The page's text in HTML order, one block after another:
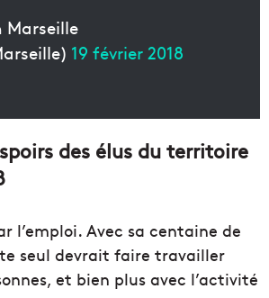
19 février 2018
des élus du territoire
l’emploi. Avec sa centaine de
seul devrait faire travailler
et bien plus avec l’activité